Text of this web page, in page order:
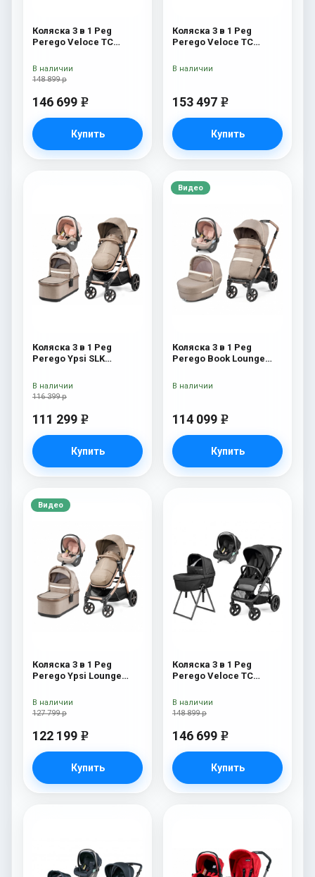
Коляска 3 в 1 Peg
Perego Veloce TC
New
148 899 р
146 699 e
Купить
В наличии
Коляска 3 в 1 Peg
Perego Veloce TC
Mercury
153 497 e
Купить
В наличии
Коляска 3 в 1 Peg
Perego Ypsi SLK
116 399 р
111 299 e
Купить
В наличии
Видео
Коляска 3 в 1 Peg
Perego Book Lounge
114 099 e
Купить
В наличии
Видео
Коляска 3 в 1 Peg
Perego Ypsi Lounge
127 799 р
122 199 e
Купить
В наличии
Коляска 3 в 1 Peg
Perego Veloce TC
Black New
148 899 р
146 699 e
Купить
В наличии